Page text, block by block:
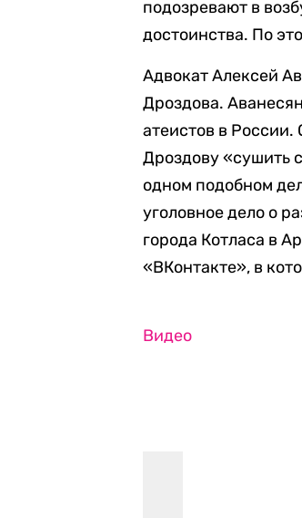
подозревают в
достоинства. По
Адвокат Алексей
Дроздова.
атеистов в
Дроздову «сушить
одном подобном
уголовное дело о
города Котласа в
«ВКонтакте», в
Видео